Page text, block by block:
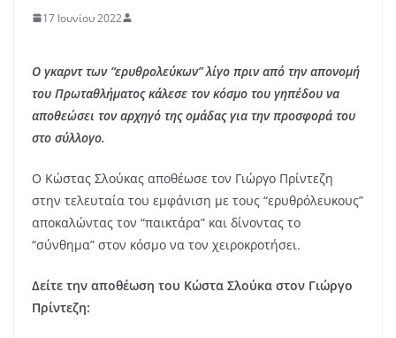
17 Ιουνίου 2022
Ο γκαρντ των “ερυθρολεύκων” λίγο πριν από την απονομή
του Πρωταθλήματος κάλεσε τον κόσμο του γηπέδου να
αποθεώσει τον αρχηγό της ομάδας για την προσφορά του
στο σύλλογο.
Ο Κώστας Σλούκας αποθέωσε τον Γιώργο Πρίντεζη
στην τελευταία του εμφάνιση με τους “ερυθρόλευκους”
αποκαλώντας τον “παικτάρα” και δίνοντας το
“σύνθημα” στον κόσμο να τον χειροκροτήσει.
Δείτε την αποθέωση του Κώστα Σλούκα στον Γιώργο
Πρίντεζη: